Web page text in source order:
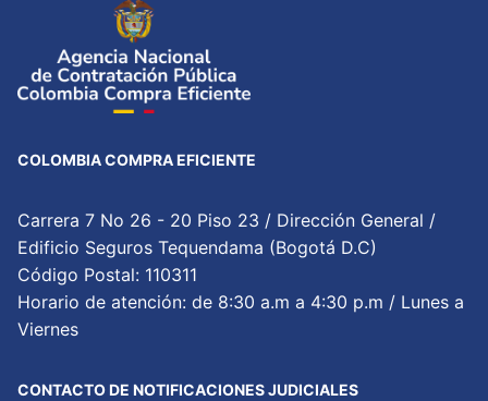
COLOMBIA COMPRA EFICIENTE
Carrera 7 No 26 - 20 Piso 23 / Dirección General /
Edificio Seguros Tequendama (Bogotá D.C)
Código Postal: 110311
Horario de atención: de 8:30 a.m a 4:30 p.m / Lunes a
Viernes
CONTACTO DE NOTIFICACIONES JUDICIALES